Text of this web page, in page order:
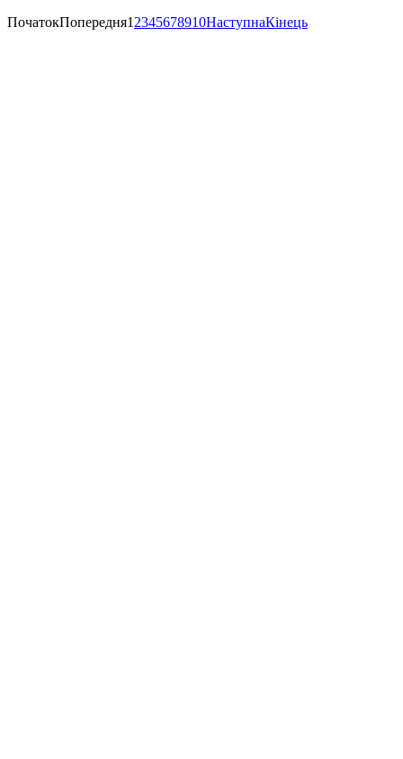
ПочатокПопередня1 2345678910НаступнаКінець